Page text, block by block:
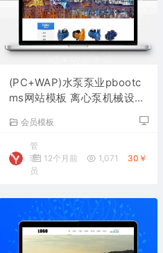
(PC+WAP)水泵泵业pbootc
ms网站模板 离心泵机械设备
会员模板
管
理
员
12个月前 1,071 30￥